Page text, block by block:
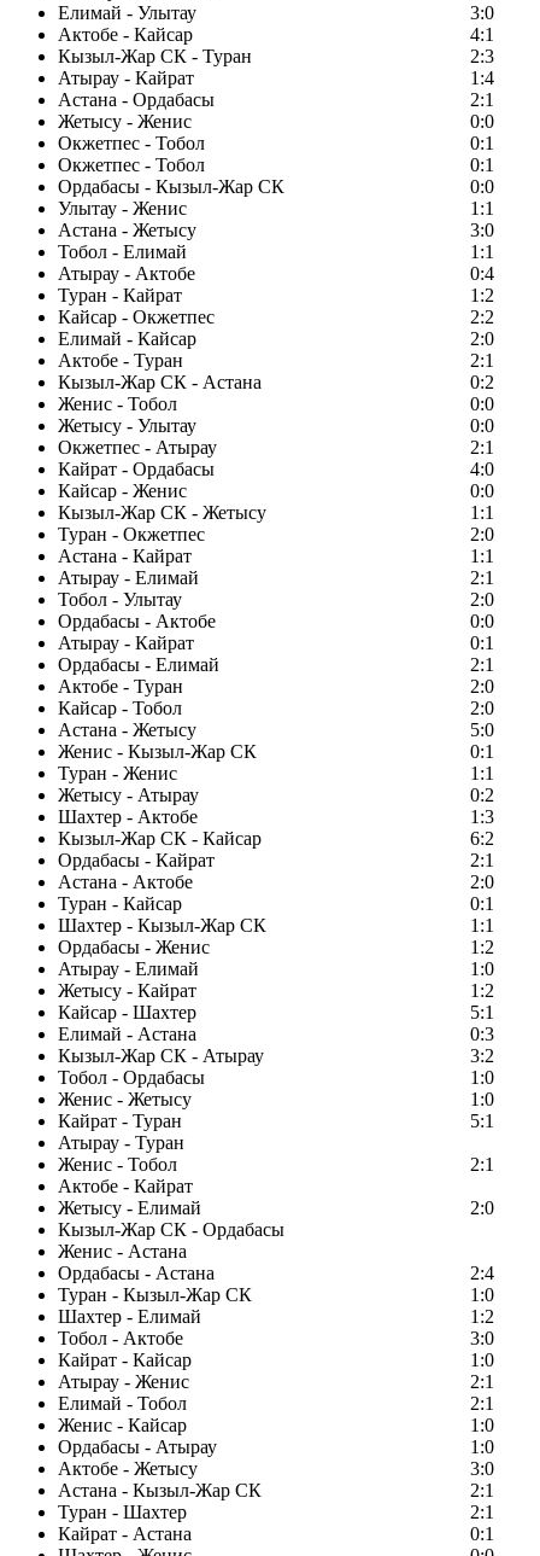
Елимай - Улытау
3:0
Актобе - Кайсар
4:1
Кызыл-Жар СК - Туран
2:3
Атырау - Кайрат
1:4
Астана - Ордабасы
2:1
Жетысу - Женис
0:0
Окжетпес - Тобол
0:1
Окжетпес - Тобол
0:1
Ордабасы - Кызыл-Жар СК
0:0
Улытау - Женис
1:1
Астана - Жетысу
3:0
Тобол - Елимай
1:1
Атырау - Актобе
0:4
Туран - Кайрат
1:2
Кайсар - Окжетпес
2:2
Елимай - Кайсар
2:0
Актобе - Туран
2:1
Кызыл-Жар СК - Астана
0:2
Женис - Тобол
0:0
Жетысу - Улытау
0:0
Окжетпес - Атырау
2:1
Кайрат - Ордабасы
4:0
Кайсар - Женис
0:0
Кызыл-Жар СК - Жетысу
1:1
Туран - Окжетпес
2:0
Астана - Кайрат
1:1
Атырау - Елимай
2:1
Тобол - Улытау
2:0
Ордабасы - Актобе
0:0
Атырау - Кайрат
0:1
Ордабасы - Елимай
2:1
Актобе - Туран
2:0
Кайсар - Тобол
2:0
Астана - Жетысу
5:0
Женис - Кызыл-Жар СК
0:1
Туран - Женис
1:1
Жетысу - Атырау
0:2
Шахтер - Актобе
1:3
Кызыл-Жар СК - Кайсар
6:2
Ордабасы - Кайрат
2:1
Астана - Актобе
2:0
Туран - Кайсар
0:1
Шахтер - Кызыл-Жар СК
1:1
Ордабасы - Женис
1:2
Атырау - Елимай
1:0
Жетысу - Кайрат
1:2
Кайсар - Шахтер
5:1
Елимай - Астана
0:3
Кызыл-Жар СК - Атырау
3:2
Тобол - Ордабасы
1:0
Женис - Жетысу
1:0
Кайрат - Туран
5:1
Атырау - Туран
Женис - Тобол
2:1
Актобе - Кайрат
Жетысу - Елимай
2:0
Кызыл-Жар СК - Ордабасы
Женис - Астана
Ордабасы - Астана
2:4
Туран - Кызыл-Жар СК
1:0
Шахтер - Елимай
1:2
Тобол - Актобе
3:0
Кайрат - Кайсар
1:0
Атырау - Женис
2:1
Елимай - Тобол
2:1
Женис - Кайсар
1:0
Ордабасы - Атырау
1:0
Актобе - Жетысу
3:0
Астана - Кызыл-Жар СК
2:1
Туран - Шахтер
2:1
Кайрат - Астана
0:1